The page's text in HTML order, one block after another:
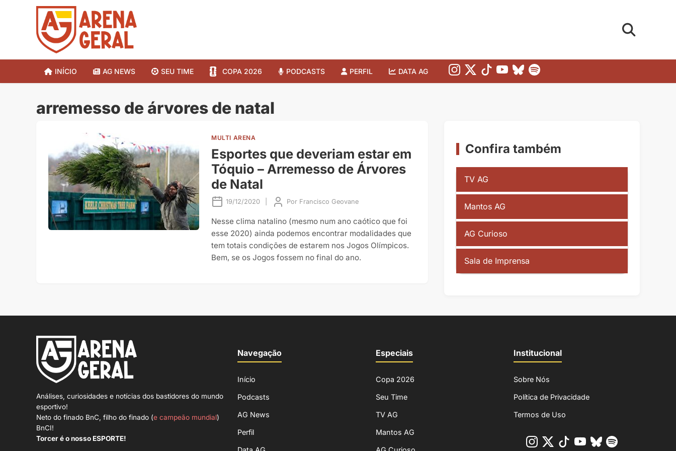
INÍCIO AG NEWS SEU TIME COPA 2026 PODCASTS PERFIL DATA AG
arremesso de árvores de natal
MULTI ARENA
Esportes que deveriam estar em
Tóquio – Arremesso de Árvores
de Natal
19/12/2020 Por Francisco Geovane
Nesse clima natalino (mesmo num ano caótico que foi
esse 2020) ainda podemos encontrar modalidades que
tem totais condições de estarem nos Jogos Olímpicos.
Bem, se os Jogos fossem no final do ano.
Confira também
TV AG
Mantos AG
AG Curioso
Sala de Imprensa
Análises, curiosidades e notícias dos bastidores do mundo
esportivo!
Neto do finado BnC, filho do finado (e campeão mundial)
BnCI!
Torcer é o nosso ESPORTE!
Navegação
Início
Podcasts
AG News
Perfil
Especiais
Copa 2026
Seu Time
TV AG
Mantos AG
Institucional
Sobre Nós
Política de Privacidade
Termos de Uso